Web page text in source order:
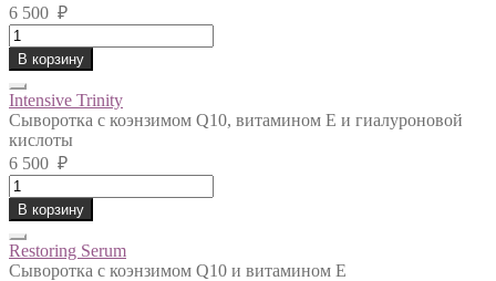
6 500 ₽
Intensive
Supporting
Cream
quantity
В корзину
Intensive Trinity
Сыворотка с коэнзимом Q10, витамином Е и гиалуроновой
кислоты
6 500 ₽
Intensive
Trinity
quantity
В корзину
Restoring Serum
Сыворотка с коэнзимом Q10 и витамином Е